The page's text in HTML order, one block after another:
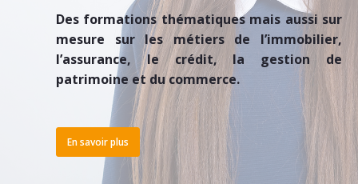
Des formations thématiques mais aussi sur
mesure sur les métiers de l’immobilier,
l’assurance, le crédit, la gestion de
patrimoine et du commerce.
En savoir plus